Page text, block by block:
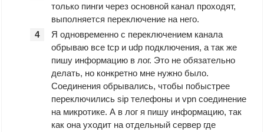
только пинги через основной канал проходят,
выполняется переключение на него.
Я одновременно с переключением канала
обрываю все tcp и udp подключения, а так же
пишу информацию в лог. Это не обязательно
делать, но конкретно мне нужно было.
Соединения обрывались, чтобы побыстрее
переключились sip телефоны и vpn соединение
на микротике. А в лог я пишу информацию, так
как она уходит на отдельный сервер где